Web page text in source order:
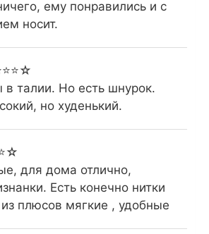
ему понравились и с
носит.
в талии. Но есть шнурок.
но худенький.
для дома отлично,
Есть конечно нитки
плюсов мягкие , удобные